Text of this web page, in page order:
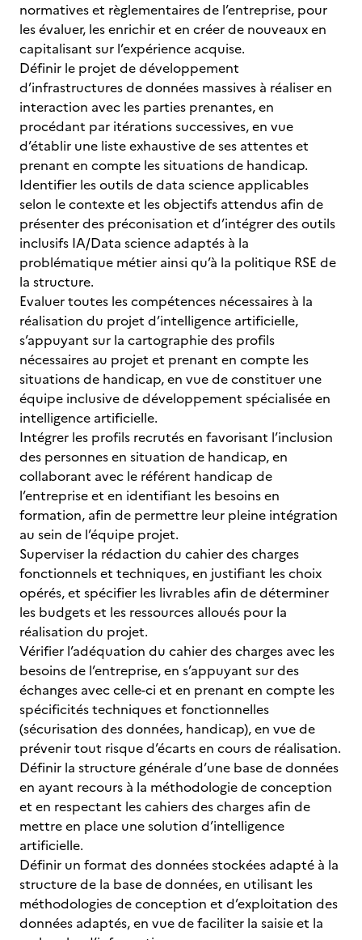
normatives et règlementaires de l’entreprise, pour
les évaluer, les enrichir et en créer de nouveaux en
capitalisant sur l’expérience acquise.
Définir le projet de développement
d’infrastructures de données massives à réaliser en
interaction avec les parties prenantes, en
procédant par itérations successives, en vue
d’établir une liste exhaustive de ses attentes et
prenant en compte les situations de handicap.
Identifier les outils de data science applicables
selon le contexte et les objectifs attendus afin de
présenter des préconisation et d’intégrer des outils
inclusifs IA/Data science adaptés à la
problématique métier ainsi qu’à la politique RSE de
la structure.
Evaluer toutes les compétences nécessaires à la
réalisation du projet d’intelligence artificielle,
s’appuyant sur la cartographie des profils
nécessaires au projet et prenant en compte les
situations de handicap, en vue de constituer une
équipe inclusive de développement spécialisée en
intelligence artificielle.
Intégrer les profils recrutés en favorisant l’inclusion
des personnes en situation de handicap, en
collaborant avec le référent handicap de
l’entreprise et en identifiant les besoins en
formation, afin de permettre leur pleine intégration
au sein de l’équipe projet.
Superviser la rédaction du cahier des charges
fonctionnels et techniques, en justifiant les choix
opérés, et spécifier les livrables afin de déterminer
les budgets et les ressources alloués pour la
réalisation du projet.
Vérifier l’adéquation du cahier des charges avec les
besoins de l’entreprise, en s’appuyant sur des
échanges avec celle-ci et en prenant en compte les
spécificités techniques et fonctionnelles
(sécurisation des données, handicap), en vue de
prévenir tout risque d’écarts en cours de réalisation.
Définir la structure générale d’une base de données
en ayant recours à la méthodologie de conception
et en respectant les cahiers des charges afin de
mettre en place une solution d’intelligence
artificielle.
Définir un format des données stockées adapté à la
structure de la base de données, en utilisant les
méthodologies de conception et d’exploitation des
données adaptés, en vue de faciliter la saisie et la